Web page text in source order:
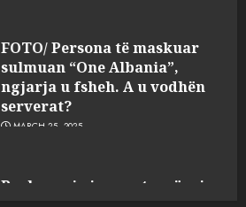
Prokuroria jep pretencën, ja
çfarë dënimi kërkon për
Mariela dhe Antonela